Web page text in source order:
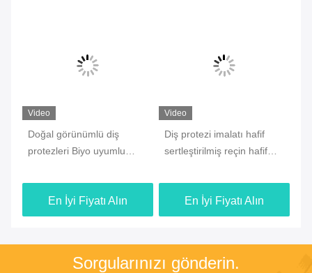
Video
Doğal görünümlü diş
protezleri Biyo uyumlu
En İyi Fiyatı Alın
Video
Diş protezi imalatı hafif
sertleştirilmiş reçin hafif
En İyi Fiyatı Alın
Sorgularınızı gönderin.